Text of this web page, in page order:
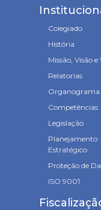
Colegiado
História
Missão, Visão e
Relatorias
Organograma
Competências
Legislação
Planejamento
Estratégico
Proteção de
ISO 9001